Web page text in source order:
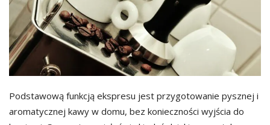
Podstawową funkcją ekspresu jest przygotowanie pysznej i
aromatycznej kawy w domu, bez konieczności wyjścia do